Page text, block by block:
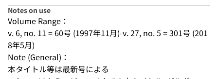
Notes on use
Volume Range：
v. 6, no. 11 = 60号 (1997年11月)-v. 27, no. 5 = 301号 (201
8年5月)
Note (General)：
本タイトル等は最新号による